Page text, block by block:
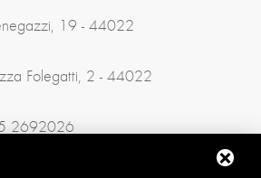
19 - 44022
Folegatti, 2 - 44022
2692026